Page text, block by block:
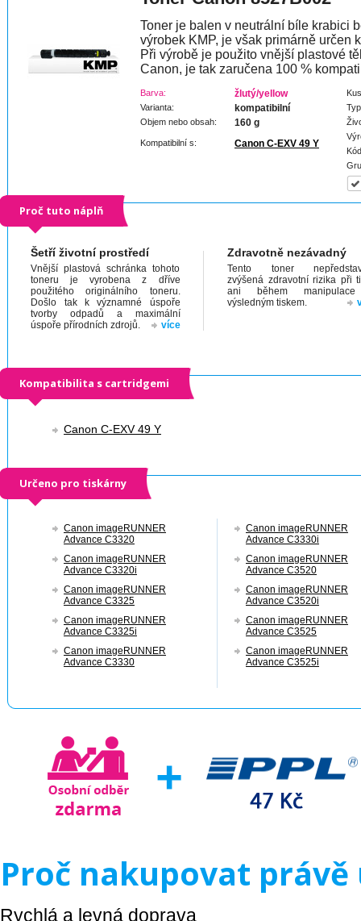
Toner je balen v neutrální bíle krabici
výrobek KMP, je však primárně určen
Při výrobě je použito vnější plastové
Canon, je tak zaručena 100 %
Barva: žlutý/yellow
Varianta: kompatibilní
Objem nebo obsah: 160 g
Kompatibilní s: Canon C-EXV 49 Y
Proč tuto náplň
Šetří životní prostředí
Vnější plastová schránka tohoto
toneru je vyrobena z dříve
použitého originálního toneru.
Došlo tak k významné úspoře
tvorby odpadů a maximální
úspoře přírodních zdrojů.
více
Zdravotně nezávadný
Tento toner
zvýšená zdravotní rizika při
ani během
výsledným tiskem.
Kompatibilita s cartridgemi
Canon C-EXV 49 Y
Určeno pro tiskárny
Canon imageRUNNER
Advance C3320
Canon imageRUNNER
Advance C3320i
Canon imageRUNNER
Advance C3325
Canon imageRUNNER
Advance C3325i
Canon imageRUNNER
Advance C3330
Canon imageRUNNER
Advance C3330i
Canon imageRUNNER
Advance C3520
Canon imageRUNNER
Advance C3520i
Canon imageRUNNER
Advance C3525
Canon imageRUNNER
Advance C3525i
Proč nakupovat právě
Rychlá a levná doprava